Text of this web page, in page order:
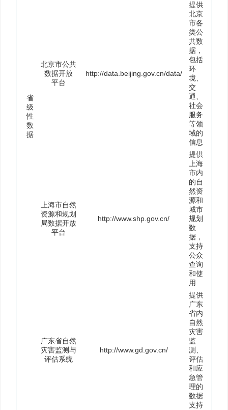
省
级
性
数
据
北京市公共
数据开放
平台
http://data.beijing.gov.cn/data/
提供
北京
市各
类公
共数
据，
包括
环
境、
交
通、
社会
服务
等领
域的
信息
上海市自然
资源和规划
局数据开放
平台
http://www.shp.gov.cn/
提供
上海
市内
的自
然资
源和
城市
规划
数
据，
支持
公众
查询
和使
用
广东省自然
灾害监测与
评估系统
http://www.gd.gov.cn/
提供
广东
省内
自然
灾害
监
测、
评估
和应
急管
理的
数据
支持